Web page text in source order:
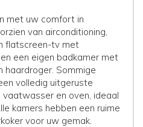
met uw comfort in
van airconditioning,
flatscreen-tv met
een eigen badkamer met
haardroger. Sommige
volledig uitgeruste
vaatwasser en oven, ideaal
kamers hebben een ruime
voor uw gemak.